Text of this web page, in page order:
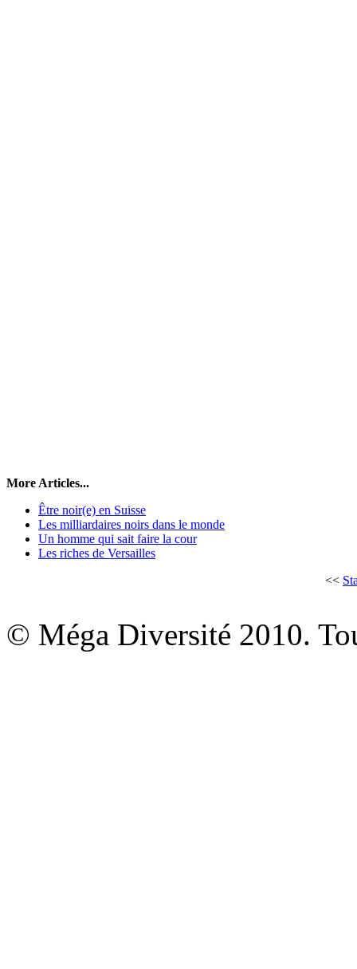
More Articles...
Être noir(e) en Suisse
Les milliardaires noirs dans le monde
Un homme qui sait faire la cour
Les riches de Versailles
<<
© Méga Diversité 2010.